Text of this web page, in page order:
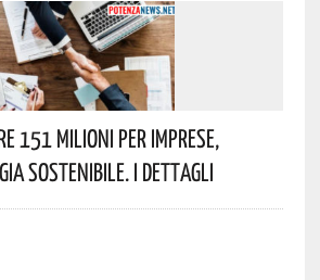
151 Milioni Per Imprese,
Sostenibile. I Dettagli